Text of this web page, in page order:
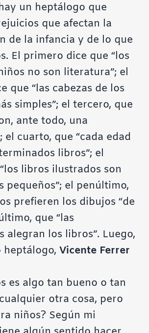
un heptálogo que
que afectan la
de la infancia y de lo que
El primero dice que “los
no son literatura”; el
que “las cabezas de los
simples”; el tercero, que
ante todo, una
el cuarto, que “cada edad
libros”; el
libros ilustrados son
pequeños”; el penúltimo,
prefieren los dibujos “de
que “las
alegran los libros”. Luego,
heptálogo, Vicente Ferrer
es algo tan bueno o tan
otra cosa, pero
niños? Según mi